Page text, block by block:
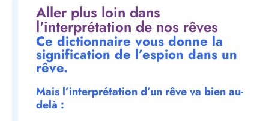
Aller plus loin dans
l'interprétation de nos rêves
Ce dictionnaire vous donne la
signification de l’espion dans un
rêve.
Mais l’interprétation d’un rêve va bien au-
delà :